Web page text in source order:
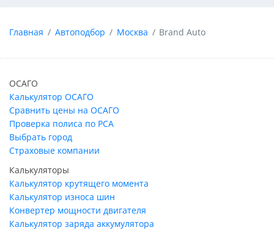
Главная Автоподбор Москва Brand Auto
ОСАГО
Калькулятор ОСАГО
Сравнить цены на ОСАГО
Проверка полиса по РСА
Выбрать город
Страховые компании
Калькуляторы
Калькулятор крутящего момента
Калькулятор износа шин
Конвертер мощности двигателя
Калькулятор заряда аккумулятора